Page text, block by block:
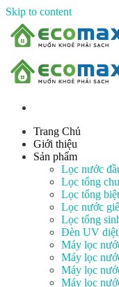
Skip to content
Trang Chủ
Giới thiệu
Sản phẩm
Lọc nước
Lọc tổng
Lọc tổng
Lọc nước
Lọc tổng
Đèn UV diệt
Máy lọc
Máy lọc
Máy lọc
Máy lọc